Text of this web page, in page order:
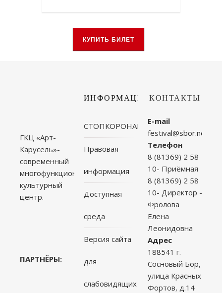
КУПИТЬ БИЛЕТ
ГКЦ «Арт-
Карусель»-
современный
многофункциональный
культурный
центр.
ПАРТНЁРЫ:
ИНФОРМАЦИЯ
СТОПКОРОНАВИРУС
Правовая
информация
Доступная
среда
Версия сайта
для
слабовидящих
КОНТАКТЫ
E-mail
festival@sbor.net
Телефон
8 (81369) 2 58
10- Приёмная
8 (81369) 2 58
10- Директор -
Фролова
Елена
Леонидовна
Адрес
188541 г.
Сосновый Бор,
улица Красных
Фортов, д.14